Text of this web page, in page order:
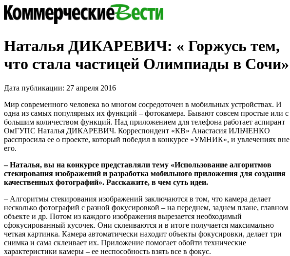
Наталья ДИКАРЕВИЧ: « Горжусь тем,
что стала частицей Олимпиады в Сочи»
Дата публикации: 27 апреля 2016
Мир современного человека во многом сосредоточен в мобильных устройствах. И
одна из самых популярных их функций – фотокамера. Бывают совсем простые или с
большим количеством функций. Над приложением для телефона работает аспирант
ОмГУПС Наталья ДИКАРЕВИЧ. Корреспондент «КВ» Анастасия ИЛЬЧЕНКО
расспросила ее о проекте, который победил в конкурсе «УМНИК», и увлечениях вне
его.
– Наталья, вы на конкурсе представляли тему «Использование алгоритмов
стекирования изображений и разработка мобильного приложения для создания
качественных фотографий». Расскажите, в чем суть идеи.
– Алгоритмы стекирования изображений заключаются в том, что камера делает
несколько фотографий с разной фокусировкой – на переднем, заднем плане, главном
объекте и др. Потом из каждого изображения вырезается необходимый
сфокусированный кусочек. Они склеиваются и в итоге получается максимально
четкая картинка. Камера автоматически находит объекты фокусировки, делает три
снимка и сама склеивает их. Приложение помогает обойти технические
характеристики камеры – ее неспособность взять все в фокус.